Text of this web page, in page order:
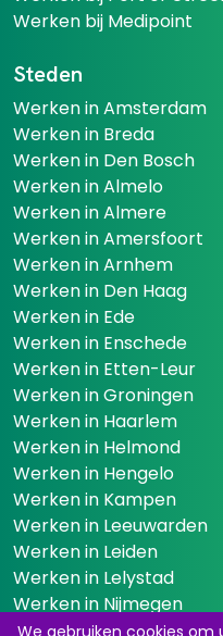
We gebruiken cookies om
Werken bij Medipoint
Steden
Werken in Amsterdam
Werken in Breda
Werken in Den Bosch
Werken in Almelo
Werken in Almere
Werken in Amersfoort
Werken in Arnhem
Werken in Den Haag
Werken in Ede
Werken in Enschede
Werken in Etten-Leur
Werken in Groningen
Werken in Haarlem
Werken in Helmond
Werken in Hengelo
Werken in Kampen
Werken in Leeuwarden
Werken in Leiden
Werken in Lelystad
Werken in Nijmegen
Werken in Rotterdam